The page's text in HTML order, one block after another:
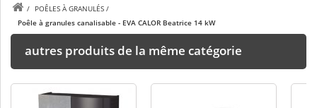
/ POÊLES À GRANULÉS /
Poêle à granules canalisable - EVA CALOR Beatrice 14 kW
autres produits de la même catégorie